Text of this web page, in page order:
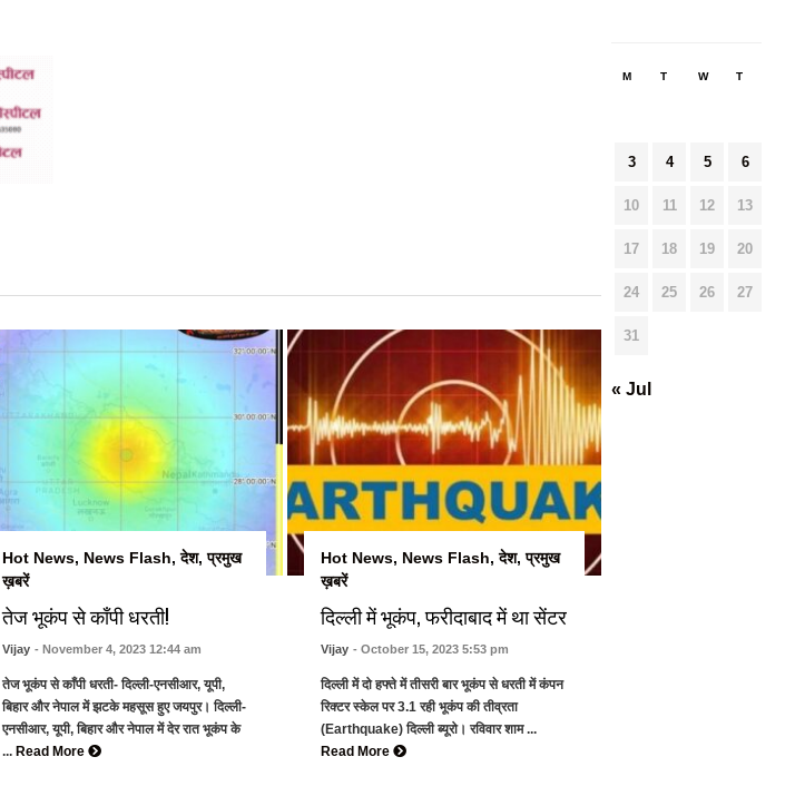
Hot News, News Flash,देश,प्रमुख
ख़बरें
तेज भूकंप से काँपी धरती!
Vijay - November 4, 2023 12:44 am
तेज भूकंप से काँपी धरती- दिल्ली-एनसीआर, यूपी,
बिहार और नेपाल में झटके महसूस हुए जयपुर। दिल्ली-
एनसीआर, यूपी, बिहार और नेपाल में देर रात भूकंप के
... Read More
Hot News, News Flash,देश,प्रमुख
ख़बरें
दिल्ली में भूकंप, फरीदाबाद में था सेंटर
Vijay - October 15, 2023 5:53 pm
दिल्ली में दो हफ्ते में तीसरी बार भूकंप से धरती में कंपन
रिक्टर स्केल पर 3.1 रही भूकंप की तीव्रता
(Earthquake) दिल्ली ब्यूरो। रविवार शाम ...
Read More
M T W T
3 4 5 6
10 11 12 13
17 18 19 20
24 25 26 27
31
« Jul